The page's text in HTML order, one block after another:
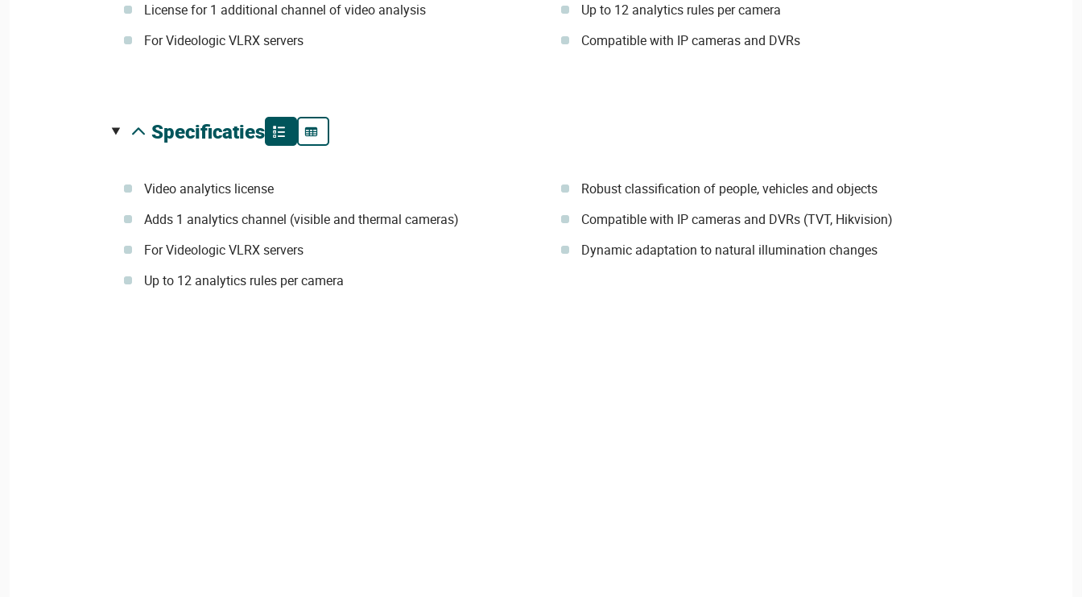
License for 1 additional channel of video analysis
For Videologic VLRX servers
Up to 12 analytics rules per camera
Compatible with IP cameras and DVRs
specificaties
Video analytics license
Adds 1 analytics channel (visible and thermal cameras)
For Videologic VLRX servers
Up to 12 analytics rules per camera
Robust classification of people, vehicles and objects
Compatible with IP cameras and DVRs (TVT, Hikvision)
Dynamic adaptation to natural illumination changes